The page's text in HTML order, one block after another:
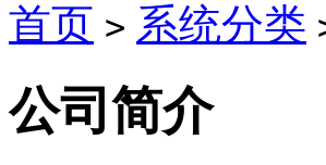
首页 > 系统分类
公司简介